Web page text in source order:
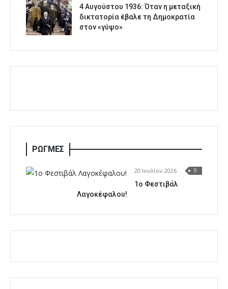
4 Αυγούστου 1936: Όταν η μεταξική
δικτατορία έβαλε τη Δημοκρατία
στον «γύψο»
ΡΩΓΜΕΣ
20 Ιουλίου 2026 0
1o Φεστιβάλ
Λαγοκέφαλου!